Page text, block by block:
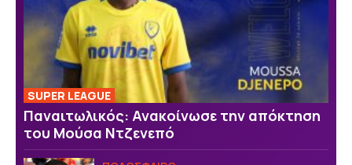
SUPER LEAGUE
Παναιτωλικός: Ανακοίνωσε την απόκτηση
του Μούσα Ντζενεπό